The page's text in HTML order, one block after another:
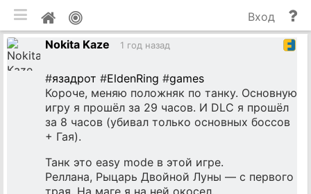
Мой
профиль
и
Вход
Nokita Kaze
1 год назад
#язадрот #EldenRing #games
Короче, меняю положняк по танку. Основную
игру я прошёл за 29 часов. И DLC я прошёл
за 8 часов (убивал только основных боссов
+ Гая).
Танк это easy mode в этой игре.
Реллана, Рыцарь Двойной Луны — с первого
трая. На маге я на ней окосел.
мобильная версия